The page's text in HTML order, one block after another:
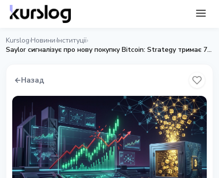
Kurslog›Новини›Інституції›
Saylor сигналізує про нову покупку Bitcoin: Strategy тримає 766 970 BTC
←Назад